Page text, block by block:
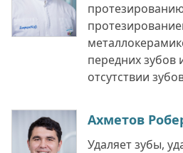
передних
отсутствии
Ахметов
Удаляет зубы,